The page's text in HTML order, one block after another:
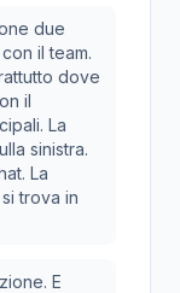
due
il team.
dove
il
La
sinistra.
La
trova in
E